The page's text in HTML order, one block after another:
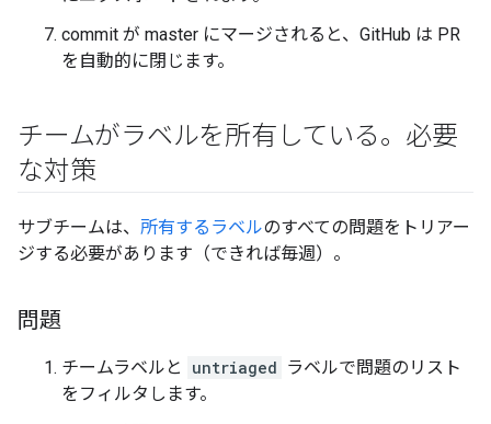
commit が master にマージされると、GitHub は PR
を自動的に閉じます。
チームがラベルを所有している。必要
な対策
サブチームは、 所有するラベルのすべての問題をトリアー
ジする必要があります（できれば毎週）。
問題
チームラベルと untriaged ラベルで問題のリスト
をフィルタします。